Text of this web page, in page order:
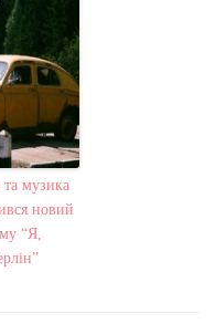
музика
новий
“‎‎Я,